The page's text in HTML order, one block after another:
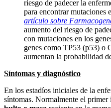
riesgo de padecer la
para encontrar mutaciones
artículo sobre
aumento del riesgo de
con mutaciones en los
genes como TP53 (p53) o
aumentan la probabilidad
Síntomas y diagnóstico
En los estadíos iniciales de la
síntomas. Normalmente el primer